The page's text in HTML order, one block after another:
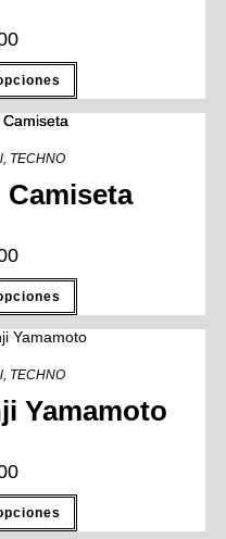
, TECHNO
, TECHNO
Yamamoto